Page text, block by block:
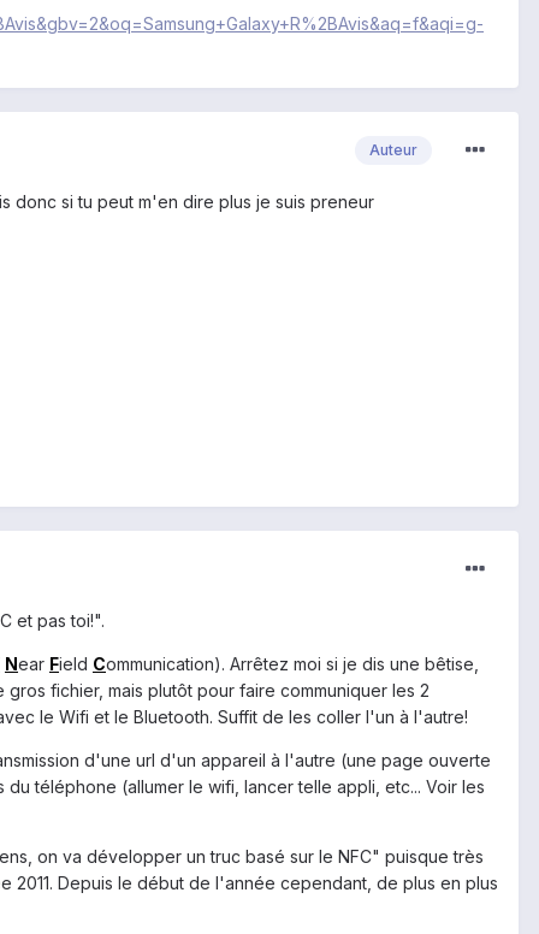
Auteur
donc si tu peut m'en dire plus je suis preneur
et pas toi!".
Near Field Communication). Arrêtez moi si je dis une bêtise,
fichier, mais plutôt pour faire communiquer les 2
le Wifi et le Bluetooth. Suffit de les coller l'un à l'autre!
d'une url d'un appareil à l'autre (une page ouverte
téléphone (allumer le wifi, lancer telle appli, etc... Voir les
on va développer un truc basé sur le NFC" puisque très
Depuis le début de l'année cependant, de plus en plus